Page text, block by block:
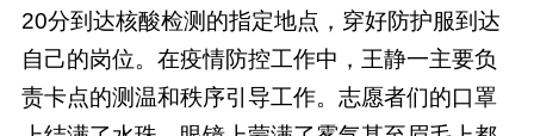
20分到达核酸检测的指定地点，穿好防护服到达
自己的岗位。在疫情防控工作中，王静一主要负
责卡点的测温和秩序引导工作。志愿者们的口罩